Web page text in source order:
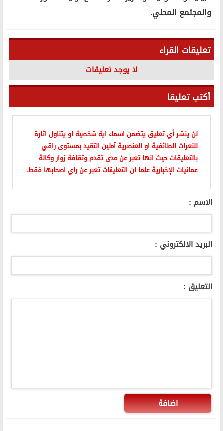
والمجتمع المحلي.
تعليقات القراء
لا يوجد تعليقات
أكتب تعليقا
لن ينشر أي تعليق يتضمن اسماء اية شخصية او يتناول اثارة
للنعرات الطائفية او العنصرية آملين التقيد بمستوى راقي
بالتعليقات حيث انها تعبر عن مدى تقدم وثقافة زوار وكالة
عمانيات الإخبارية علما ان التعليقات تعبر عن راي اصحابها فقط.
الاسم :
البريد الالكتروني :
التعليق :
اضافة